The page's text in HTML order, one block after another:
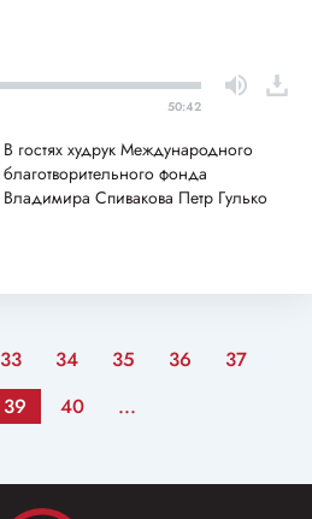
50:42
В гостях худрук Международного
благотворительного фонда
Владимира Спивакова Петр Гулько
33 34 35 36
37
39 40 ...